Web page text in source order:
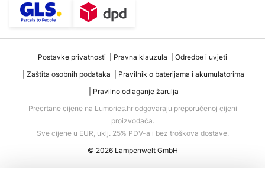
Postavke privatnosti Pravna klauzula
Odredbe i uvjeti
Zaštita osobnih podataka
Pravilnik o baterijama i akumulatorima
Pravilno odlaganje žarulja
Precrtane cijene na Lumories.hr odgovaraju preporučenoj cijeni
proizvođača.
Sve cijene u EUR, uklj. 25% PDV-a i bez troškova dostave.
© 2026 Lampenwelt GmbH